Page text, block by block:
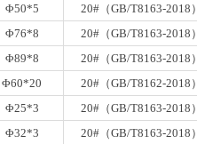
Φ50*5 20#（GB/T8163-2018）
Φ76*8 20#（GB/T8163-2018）
Φ89*8 20#（GB/T8163-2018）
Φ60*20 20#（GB/T8162-2018）
Φ25*3 20#（GB/T8163-2018）
Φ32*3 20#（GB/T8163-2018）